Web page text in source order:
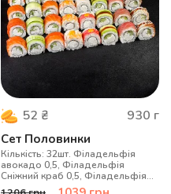
52 ₴ 930 г
Сет Половинки
Кількість: 32шт. Філадельфія
авокадо 0,5, Філадельфія
Сніжний краб 0,5, Філадельфія
Вугор 0,5, Філадельфія Огірок